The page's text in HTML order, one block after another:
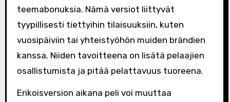
teemabonuksia. Nämä versiot liittyvät
tyypillisesti tiettyihin tilaisuuksiin, kuten
vuosipäiviin tai yhteistyöhön muiden brändien
kanssa. Niiden tavoitteena on lisätä pelaajien
osallistumista ja pitää pelattavuus tuoreena.
Erikoisversion aikana peli voi muuttaa